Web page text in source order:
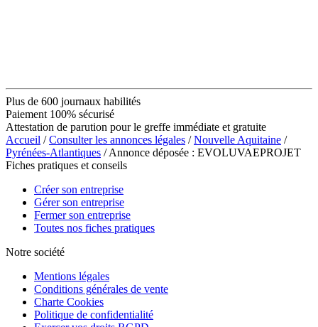
Plus de 600 journaux habilités
Paiement 100% sécurisé
Attestation de parution pour le greffe immédiate et gratuite
Accueil /Consulter les annonces légales /Nouvelle Aquitaine /
Pyrénées-Atlantiques / Annonce déposée : EVOLUVAEPROJET
Fiches pratiques et conseils
Créer son entreprise
Gérer son entreprise
Fermer son entreprise
Toutes nos fiches pratiques
Notre société
Mentions légales
Conditions générales de vente
Charte Cookies
Politique de confidentialité